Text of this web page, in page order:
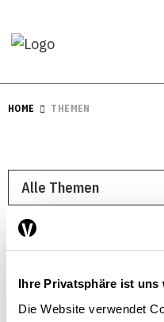
Ihre Privatsphäre ist uns
Die Website verwendet
HOME THEMEN